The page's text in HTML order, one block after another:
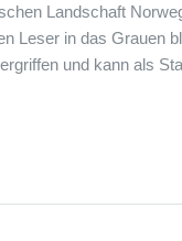
Landschaft
Leser in das Grauen
und kann als